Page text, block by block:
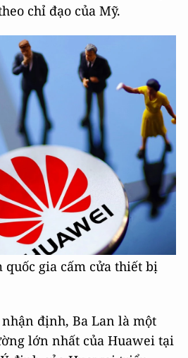
chỉ đạo của Mỹ.
quốc gia cấm cửa thiết bị
định, Ba Lan là một
lớn nhất của Huawei tại